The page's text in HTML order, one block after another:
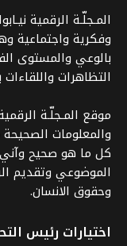
المـجلّـة الرقمية
وفكرية واجتماعية
بالوعي والمستوى
التظاهرات
موقع المـجلّـة
والمعلومات
كل ما هو صحيح وآني
الموضوعي وتقديم
وحقوق الانسان.
اختيارات رئيس